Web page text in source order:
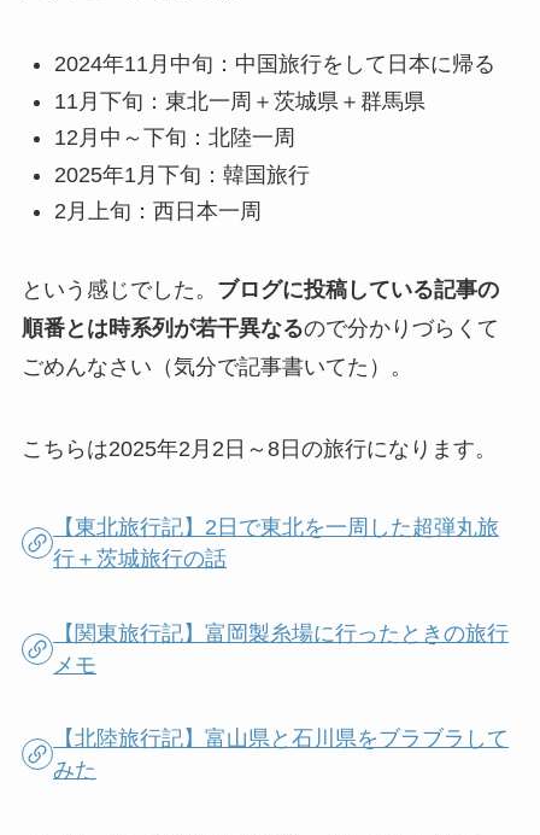
2024年11月中旬：中国旅行をして日本に帰る
11月下旬：東北一周＋茨城県＋群馬県
12月中～下旬：北陸一周
2025年1月下旬：韓国旅行
2月上旬：西日本一周
という感じでした。 ブログに投稿している記事の
順番とは時系列が若干異なるので分かりづらくて
ごめんなさい（気分で記事書いてた）。
こちらは2025年2月2日～8日の旅行になります。
【東北旅行記】2日で東北を一周した超弾丸旅
行＋茨城旅行の話
【関東旅行記】富岡製糸場に行ったときの旅行
メモ
【北陸旅行記】富山県と石川県をブラブラして
みた